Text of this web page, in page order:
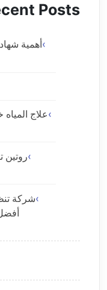
Posts
أهمية
علاج
شركة